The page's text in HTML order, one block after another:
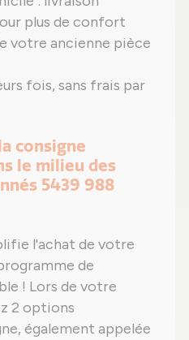
plus de confort
votre ancienne pièce
fois, sans frais par
consigne
le milieu des
5439 988
l'achat de votre
de
! Lors de votre
2 options
également appelée